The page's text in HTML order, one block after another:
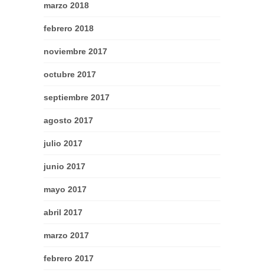
marzo 2018
febrero 2018
noviembre 2017
octubre 2017
septiembre 2017
agosto 2017
julio 2017
junio 2017
mayo 2017
abril 2017
marzo 2017
febrero 2017